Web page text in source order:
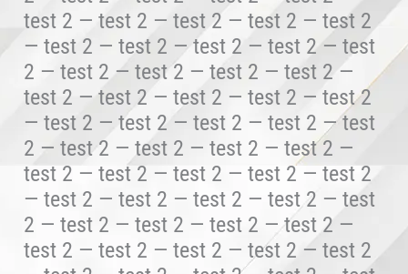
test 2 — test 2 — test 2 — test 2 — test 2
— test 2 — test 2 — test 2 — test 2 — test
2 — test 2 — test 2 — test 2 — test 2 —
test 2 — test 2 — test 2 — test 2 — test 2
— test 2 — test 2 — test 2 — test 2 — test
2 — test 2 — test 2 — test 2 — test 2 —
test 2 — test 2 — test 2 — test 2 — test 2
— test 2 — test 2 — test 2 — test 2 — test
2 — test 2 — test 2 — test 2 — test 2 —
test 2 — test 2 — test 2 — test 2 — test 2